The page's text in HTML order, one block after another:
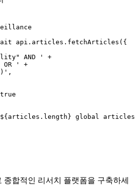
api.articles.fetchArticles({
AND ' +
OR ' +
global
합적인 리서치 플랫폼을 구축하세